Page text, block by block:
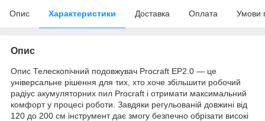
Опис Характеристики Доставка Оплата Умови
Опис
Опис Телескопічний подовжувач Procraft EP2.0 — це
універсальне рішення для тих, хто хоче збільшити робочий
радіус акумуляторних пил Procraft і отримати максимальний
комфорт у процесі роботи. Завдяки регульованій довжині від
120 до 200 см інструмент дає змогу безпечно обрізати високі